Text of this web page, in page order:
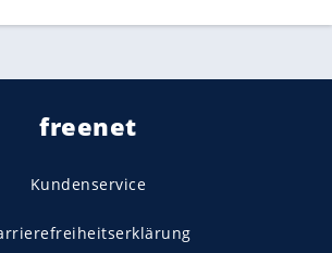
freenet
Kundenservice